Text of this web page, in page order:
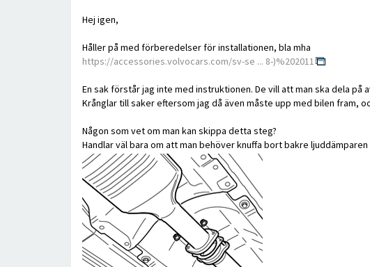
Hej igen,
Håller på med förberedelser för installationen, bla mha
https://accessories.volvocars.com/sv-se ... 8-)%202011
En sak förstår jag inte med instruktionen. De vill att man ska dela
Krånglar till saker eftersom jag då även måste upp med bilen fram,
Någon som vet om man kan skippa detta steg?
Handlar väl bara om att man behöver knuffa bort bakre